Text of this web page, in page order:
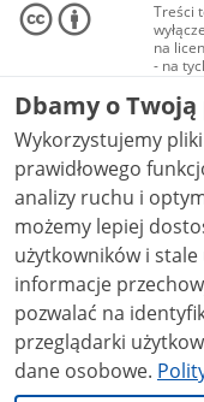
Treści
na
- na
audio i
NC-
Dbamy o
Wykorzystujemy
prawidłowego
analizy ruchu i
możemy lepiej
użytkowników i stale
informacje
pozwalać na
przeglądarki
dane osobowe.